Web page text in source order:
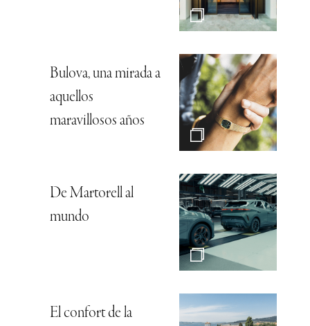
Bulova, una mirada a
aquellos
maravillosos años
De Martorell al
mundo
El confort de la